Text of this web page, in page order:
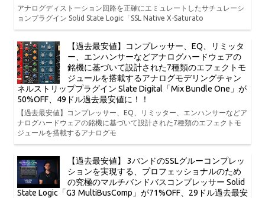
アナログディストーション回路を正確にエミュレートしたサチュレーシ
ョンプラグイン Solid State Logic「SSL Native X-Saturato
【過去最安値】コンプレッサー、EQ、リミッタ
ー、エンハンサーなどアナログハードウェアの
銘機に基づいて設計された7種類のエフェクトモ
ジュールを搭載するアナログモデリングチャン
ネルストリッププラグイン Slate Digital「Mix Bundle One」が
50%OFF、49ドル過去最安値に！！
【過去最安値】コンプレッサー、EQ、リミッター、エンハンサーなどア
ナログハードウェアの銘機に基づいて設計された7種類のエフェクトモ
ジュールを搭載するアナログモ
【過去最安値】 3バンドのSSLグルーコンプレッ
ションを実現する、プロフェッショナルのため
の究極のマルチバンドバスコンプレッサー Solid
State Logic「G3 MultiBusComp」が71%OFF、29ドル過去最安